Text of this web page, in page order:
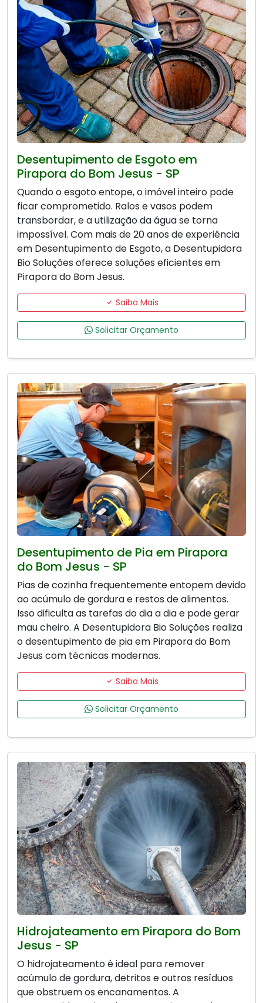
Desentupimento de Esgoto em
Pirapora do Bom Jesus - SP
Quando o esgoto entope, o imóvel inteiro pode
ficar comprometido. Ralos e vasos podem
transbordar, e a utilização da água se torna
impossível. Com mais de 20 anos de experiência
em Desentupimento de Esgoto, a Desentupidora
Bio Soluções oferece soluções eficientes em
Pirapora do Bom Jesus.
Saiba Mais
Solicitar Orçamento
Desentupimento de Pia em Pirapora
do Bom Jesus - SP
Pias de cozinha frequentemente entopem devido
ao acúmulo de gordura e restos de alimentos.
Isso dificulta as tarefas do dia a dia e pode gerar
mau cheiro. A Desentupidora Bio Soluções realiza
o desentupimento de pia em Pirapora do Bom
Jesus com técnicas modernas.
Saiba Mais
Solicitar Orçamento
Hidrojateamento em Pirapora do Bom
Jesus - SP
O hidrojateamento é ideal para remover
acúmulo de gordura, detritos e outros resíduos
que obstruem os encanamentos. A